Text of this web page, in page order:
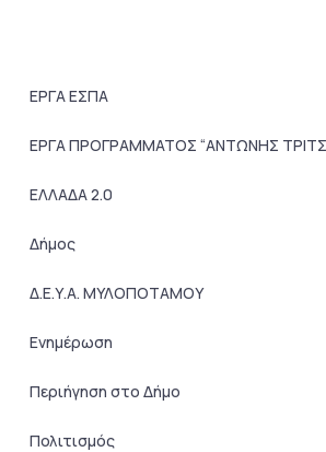
ΕΡΓΑ ΕΣΠΑ
ΕΡΓΑ ΠΡΟΓΡΑΜΜΑΤΟΣ “ΑΝΤΩΝΗΣ
ΕΛΛΑΔΑ 2.0
Δήμος
Δ.Ε.Υ.Α. ΜΥΛΟΠΟΤΑΜΟΥ
Ενημέρωση
Περιήγηση στο Δήμο
Πολιτισμός